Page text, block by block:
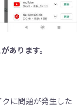
あります。
に問題が発生した